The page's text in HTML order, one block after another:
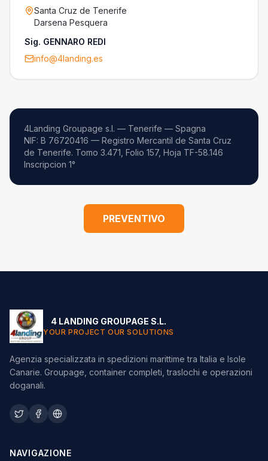
Santa Cruz de Tenerife
Darsena Pesquera
Sig. GENNARO REDI
info@4landing.es
4Landing Groupage s.l. — Tenerife — Spagna
NIF: B 76720416 — Registro Mercantil de Santa Cruz
de Tenerife. Tomo 3.471, Folio 157, Hoja TF-58.146
Inscripcion 1°
PREVENTIVO
4 LANDING GROUPAGE S.L.
YOUR PROJECT OUR SOLUTIONS
Agenzia specializzata in spedizioni marittime tra Italia e Isole
Canarie. Groupage, container completi, traslochi e operazioni
doganali.
NAVIGAZIONE